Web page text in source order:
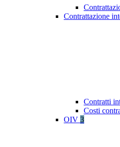
Contrattazione
Contratti
Costi
OIV 3